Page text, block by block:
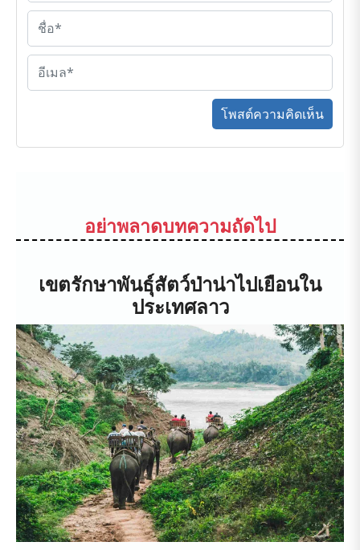
โพสต์ความคิดเห็น
อย่าพลาดบทความถัดไป
เขตรักษาพันธุ์สัตว์ป่าน่าไปเยือนใน
ประเทศลาว